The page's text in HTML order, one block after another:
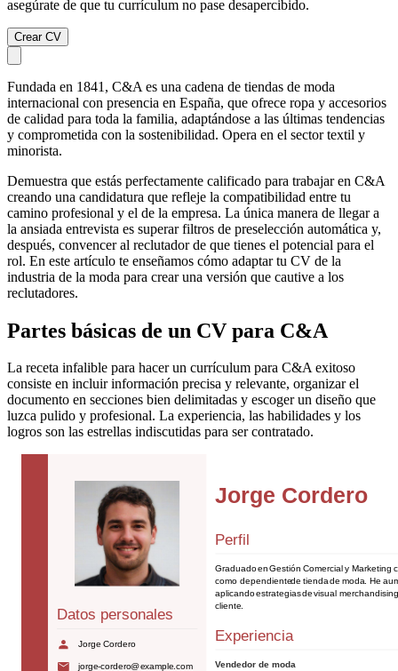
asegúrate de que tu currículum no pase desapercibido.
Crear CV
Fundada en 1841, C&A es una cadena de tiendas de moda
internacional con presencia en España, que ofrece ropa y accesorios
de calidad para toda la familia, adaptándose a las últimas tendencias
y comprometida con la sostenibilidad. Opera en el sector textil y
minorista.
Demuestra que estás perfectamente calificado para trabajar en C&A
creando una candidatura que refleje la compatibilidad entre tu
camino profesional y el de la empresa. La única manera de llegar a
la ansiada entrevista es superar filtros de preselección automática y,
después, convencer al reclutador de que tienes el potencial para el
rol. En este artículo te enseñamos cómo adaptar tu CV de la
industria de la moda para crear una versión que cautive a los
reclutadores.
Partes básicas de un CV para C&A
La receta infalible para hacer un currículum para C&A exitoso
consiste en incluir información precisa y relevante, organizar el
documento en secciones bien delimitadas y escoger un diseño que
luzca pulido y profesional. La experiencia, las habilidades y los
logros son las estrellas indiscutidas para ser contratado.